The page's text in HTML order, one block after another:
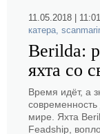
11.05.2018 |
катера,
Berilda:
яхта со
Время идёт, а
мире. Яхта
Feadship,